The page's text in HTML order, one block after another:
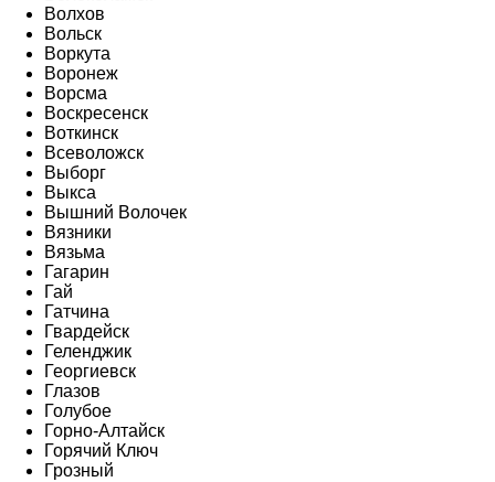
Волхов
Вольск
Воркута
Воронеж
Ворсма
Воскресенск
Воткинск
Всеволожск
Выборг
Выкса
Вышний Волочек
Вязники
Вязьма
Гагарин
Гай
Гатчина
Гвардейск
Геленджик
Георгиевск
Глазов
Голубое
Горно-Алтайск
Горячий Ключ
Грозный